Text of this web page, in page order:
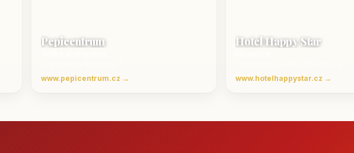
Pepicentrum
www.pepicentrum.cz →
Hotel Happy Star
www.hotelhappystar.cz →